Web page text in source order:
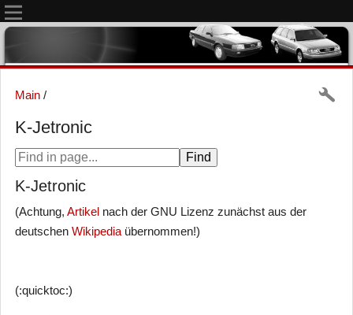
Main /
K-Jetronic
K-Jetronic
(Achtung, Artikel nach der GNU Lizenz zunächst aus der
deutschen Wikipediaübernommen!)
(:quicktoc:)